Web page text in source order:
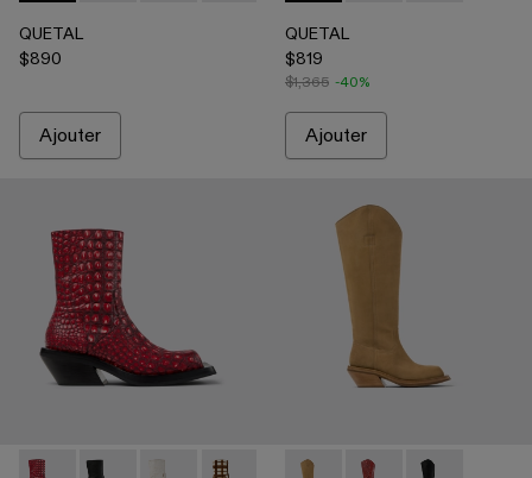
QUETAL
$890
Ajouter
QUETAL
$819
$1,365 -40%
Ajouter